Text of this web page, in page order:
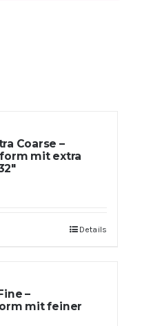
Coarse –
mit extra
Details
–
mit feiner